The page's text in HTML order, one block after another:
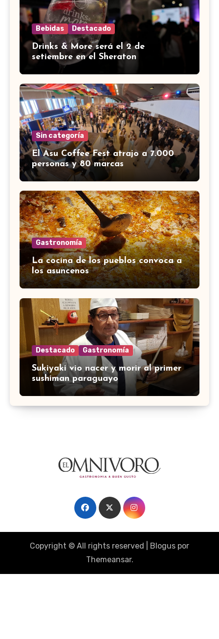
Bebidas Destacado
Drinks & More será el 2 de
setiembre en el Sheraton
Sin categoría
El Asu Coffee Fest atrajo a 7.000
personas y 80 marcas
Gastronomía
La cocina de los pueblos convoca a
los asuncenos
Destacado Gastronomía
Sukiyaki vio nacer y morir al primer
sushiman paraguayo
Copyright © All rights reserved Blogus por
Themeansar.